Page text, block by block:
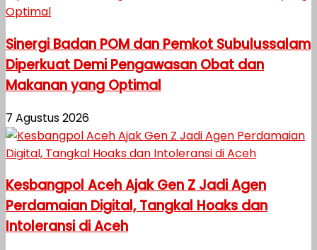
Sinergi Badan POM dan Pemkot Subulussalam
Diperkuat Demi Pengawasan Obat dan
Makanan yang Optimal
7 Agustus 2026
Kesbangpol Aceh Ajak Gen Z Jadi Agen
Perdamaian Digital, Tangkal Hoaks dan
Intoleransi di Aceh